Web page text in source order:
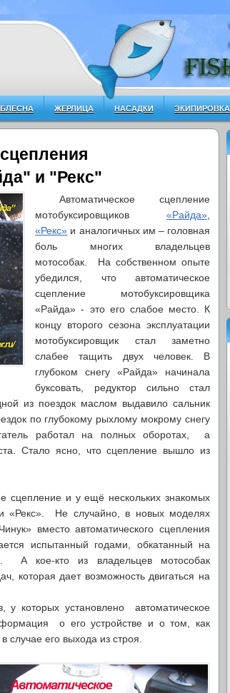
БЛЕСНА ЖЕРЛИЦА НАСАДКИ ЭКИПИРОВКА
и "Рекс"
Автоматическое сцепление
мотобуксировщиков «Райда»
«Рекс» и аналогичных им – головная
боль многих владельцев
мотособак. На собственном опыте
убедился, что автоматическое
сцепление мотобуксировщика
«Райда» - это его слабое место. К
концу второго сезона эксплуатации
мотобуксировщик стал заметно
слабее тащить двух человек. В
глубоком снегу «Райда» начинала
буксовать, редуктор сильно стал
из поездок маслом выдавило сальник
по глубокому рыхлому мокрому снегу
работал на полных оборотах, а
Стало ясно, что сцепление вышло из
сцепление и у ещё нескольких знакомых
«Рекс». Не случайно, в новых моделях
вместо автоматического сцепления
испытанный годами, обкатанный на
А кое-кто из владельцев мотособак
которая дает возможность двигаться на
у которых установлено автоматическое
о его устройстве и о том, как
его выхода из строя.